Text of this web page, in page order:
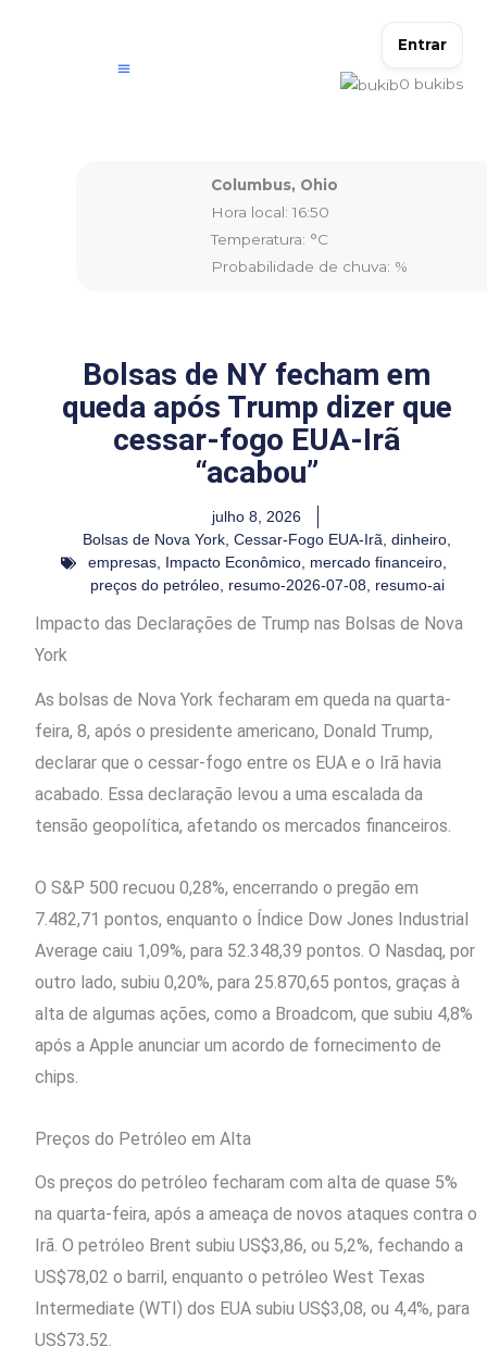
Entrar
0 bukibs
Columbus, Ohio
Hora local: 16:50
Temperatura: °C
Probabilidade de chuva: %
Bolsas de NY fecham em
queda após Trump dizer que
cessar-fogo EUA-Irã
“acabou”
julho 8, 2026
Bolsas de Nova York, Cessar-Fogo EUA-Irã, dinheiro,
empresas, Impacto Econômico, mercado financeiro,
preços do petróleo, resumo-2026-07-08, resumo-ai
Impacto das Declarações de Trump nas Bolsas de Nova
York
As bolsas de Nova York fecharam em queda na quarta-
feira, 8, após o presidente americano, Donald Trump,
declarar que o cessar-fogo entre os EUA e o Irã havia
acabado. Essa declaração levou a uma escalada da
tensão geopolítica, afetando os mercados financeiros.
O S&P 500 recuou 0,28%, encerrando o pregão em
7.482,71 pontos, enquanto o Índice Dow Jones Industrial
Average caiu 1,09%, para 52.348,39 pontos. O Nasdaq, por
outro lado, subiu 0,20%, para 25.870,65 pontos, graças à
alta de algumas ações, como a Broadcom, que subiu 4,8%
após a Apple anunciar um acordo de fornecimento de
chips.
Preços do Petróleo em Alta
Os preços do petróleo fecharam com alta de quase 5%
na quarta-feira, após a ameaça de novos ataques contra o
Irã. O petróleo Brent subiu US$3,86, ou 5,2%, fechando a
US$78,02 o barril, enquanto o petróleo West Texas
Intermediate (WTI) dos EUA subiu US$3,08, ou 4,4%, para
US$73,52.